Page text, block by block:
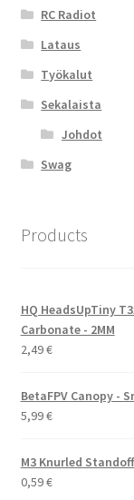
RC Radiot
Lataus
Työkalut
Sekalaista
Johdot
Swag
Products
HQ HeadsUpTiny
Carbonate - 2MM
2,49€
BetaFPV Canopy -
5,99€
M3 Knurled
0,59€